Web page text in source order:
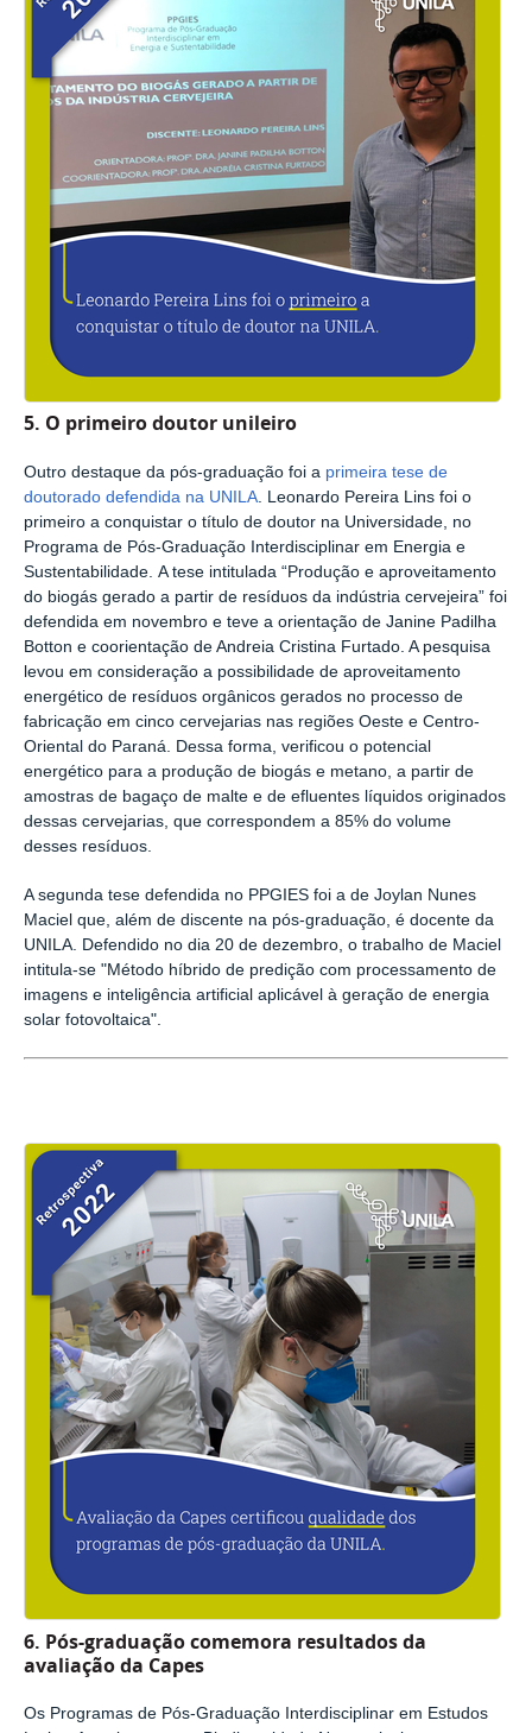
5. O primeiro doutor unileiro
Outro destaque da pós-graduação foi a primeira tese de
doutorado defendida na UNILA . Leonardo Pereira Lins foi o
primeiro a conquistar o título de doutor na Universidade, no
Programa de Pós-Graduação Interdisciplinar em Energia e
Sustentabilidade. A tese intitulada “Produção e aproveitamento
do biogás gerado a partir de resíduos da indústria cervejeira” foi
defendida em novembro e teve a orientação de Janine Padilha
Botton e coorientação de Andreia Cristina Furtado. A pesquisa
levou em consideração a possibilidade de aproveitamento
energético de resíduos orgânicos gerados no processo de
fabricação em cinco cervejarias nas regiões Oeste e Centro-
Oriental do Paraná. Dessa forma, verificou o potencial
energético para a produção de biogás e metano, a partir de
amostras de bagaço de malte e de efluentes líquidos originados
dessas cervejarias, que correspondem a 85% do volume
desses resíduos.
A segunda tese defendida no PPGIES foi a de Joylan Nunes
Maciel que, além de discente na pós-graduação, é docente da
UNILA. Defendido no dia 20 de dezembro, o trabalho de Maciel
intitula-se "Método híbrido de predição com processamento de
imagens e inteligência artificial aplicável à geração de energia
solar fotovoltaica".
6. Pós-graduação comemora resultados da
avaliação da Capes
Os Programas de Pós-Graduação Interdisciplinar em Estudos